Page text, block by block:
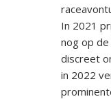
In 2021
nog op
discreet
in 2022